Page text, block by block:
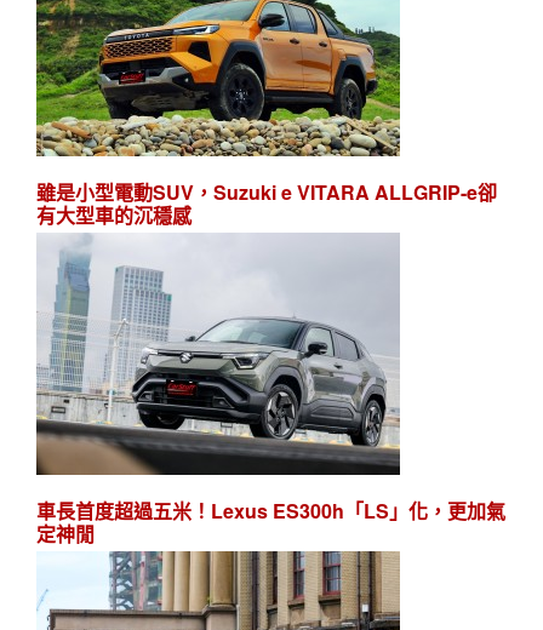
雖是小型電動SUV，Suzuki e VITARA ALLGRIP-e卻
有大型車的沉穩感
車長首度超過五米！Lexus ES300h「LS」化，更加氣
定神閒